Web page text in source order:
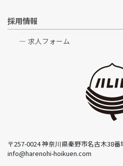
採用情報
求人フォーム
〒257-0024 神奈川県秦野市名古木38番
info@harenohi-hoikuen.com